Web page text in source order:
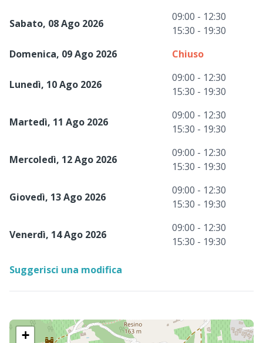
Sabato, 08 Ago 2026
09:00 - 12:30
15:30 - 19:30
Domenica, 09 Ago 2026
Chiuso
Lunedì, 10 Ago 2026
09:00 - 12:30
15:30 - 19:30
Martedì, 11 Ago 2026
09:00 - 12:30
15:30 - 19:30
Mercoledì, 12 Ago 2026
09:00 - 12:30
15:30 - 19:30
Giovedì, 13 Ago 2026
09:00 - 12:30
15:30 - 19:30
Venerdì, 14 Ago 2026
09:00 - 12:30
15:30 - 19:30
Suggerisci una modifica
+